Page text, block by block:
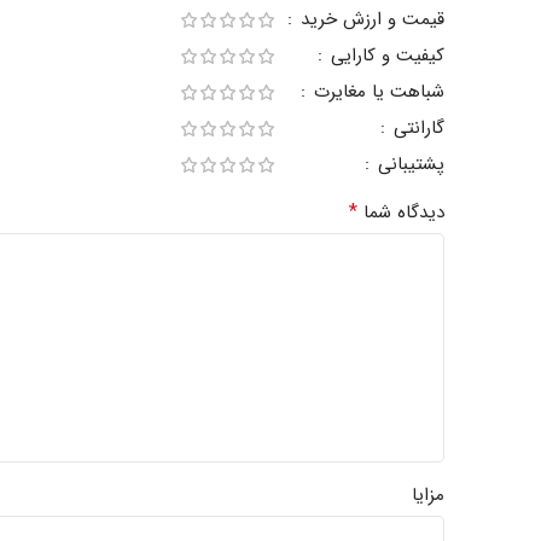
قیمت و ارزش خرید
کیفیت و کارایی
شباهت یا مغایرت
گارانتی
پشتیبانی
دیدگاه شما *
مزایا